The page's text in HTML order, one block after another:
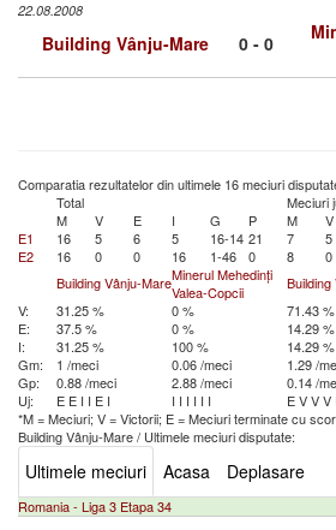
22.08.2008
Building Vânju-Mare 0 - 0
Comparatia rezultatelor din ultimele 16 meciuri
Total
Meciuri
M
V E I G P M V
E1
16 5 6 5 16-14 21 7 5
E2
16 0 0 16 1-46 0 8 0
Building Vânju-MareMinerul Mehedinți
Valea-Copcii
V:
31.25 % 0 % 71.43 %
E:
37.5 % 0 % 14.29 %
I:
31.25 % 100 % 14.29 %
Gm:
1 /meci 0.06 /meci 1.29 /
Gp:
0.88 /meci 2.88 /meci 0.14 /
Uj:
E E I I E I I I I I I I EVVV
*M = Meciuri; V = Victorii; E = Meciuri terminate cu
Building Vânju-Mare/ Ultimele meciuri disputate:
Ultimele meciuri Acasa Deplasare
Romania - Liga 3 Etapa 34